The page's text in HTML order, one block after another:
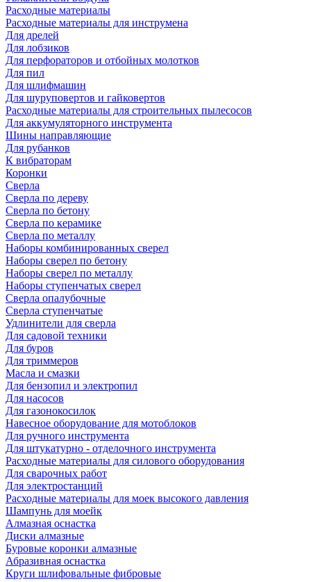
Расходные материалы
Расходные материалы для инструмена
Для дрелей
Для лобзиков
Для перфораторов и отбойных молотков
Для пил
Для шлифмашин
Для шуруповертов и гайковертов
Расходные материалы для строительных пылесосов
Для аккумуляторного инструмента
Шины направляющие
Для рубанков
К вибраторам
Коронки
Сверла
Сверла по дереву
Сверла по бетону
Сверла по керамике
Сверла по металлу
Наборы комбинированных сверел
Наборы сверел по бетону
Наборы сверел по металлу
Наборы ступенчатых сверел
Сверла опалубочные
Сверла ступенчатые
Удлинители для сверла
Для садовой техники
Для буров
Для триммеров
Масла и смазки
Для бензопил и электропил
Для насосов
Для газонокосилок
Навесное оборудование для мотоблоков
Для ручного инструмента
Для штукатурно - отделочного инструмента
Расходные материалы для силового оборудования
Для сварочных работ
Для электростанций
Расходные материалы для моек высокого давления
Шампунь для моейк
Алмазная оснастка
Диски алмазные
Буровые коронки алмазные
Абразивная оснастка
Круги шлифовальные фибровые